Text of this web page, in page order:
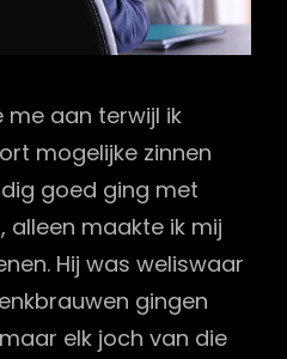
me aan terwijl ik
mogelijke zinnen
goed ging met
alleen maakte ik mij
Hij was weliswaar
gingen
elk joch van die